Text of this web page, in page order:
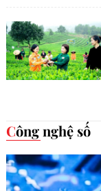
Công nghệ số